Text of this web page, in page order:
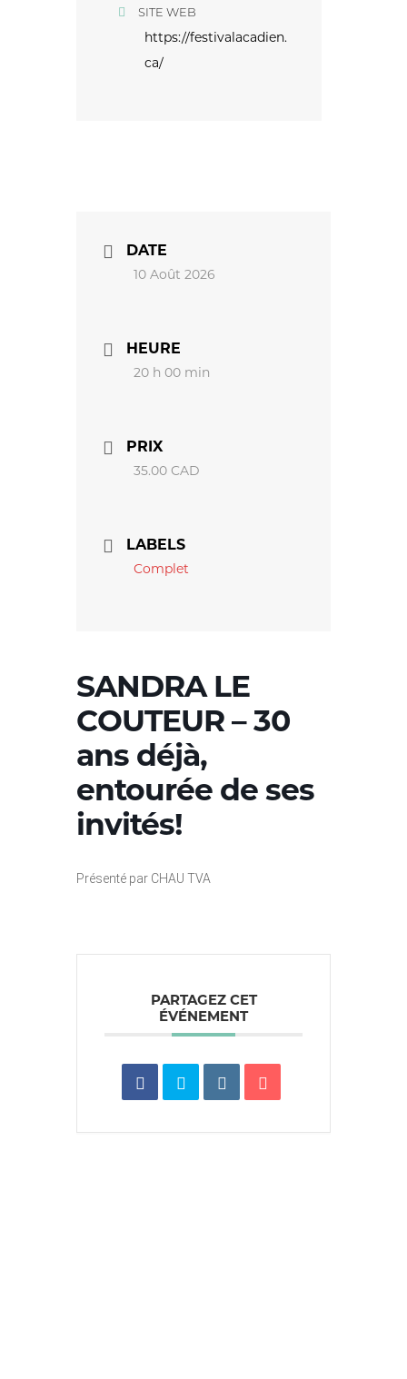
SITE WEB
https://festivalacadien.
ca/
DATE
10 Août 2026
HEURE
20 h 00 min
PRIX
35.00 CAD
LABELS
Complet
SANDRA LE
COUTEUR – 30
ans déjà,
entourée de ses
invités!
Présenté par CHAU TVA
PARTAGEZ CET
ÉVÉNEMENT